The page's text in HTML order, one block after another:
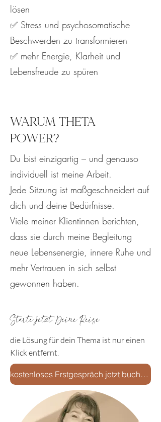
lösen
✅ Stress und psychosomatische
Beschwerden zu transformieren
✅ mehr Energie, Klarheit und
Lebensfreude zu spüren
WARUM THETA
POWER?
Du bist einzigartig – und genauso
individuell ist meine Arbeit.
Jede Sitzung ist maßgeschneidert auf
dich und deine Bedürfnisse.
Viele meiner Klientinnen berichten,
dass sie durch meine Begleitung
neue Lebensenergie, innere Ruhe und
mehr Vertrauen in sich selbst
gewonnen haben.
Starte jetzt Deine Reise
die Lösung für dein Thema ist nur einen
Klick entfernt.
kostenloses Erstgespräch jetzt buchen